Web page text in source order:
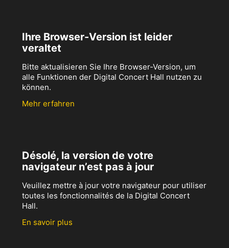
Ihre Browser-Version ist leider
veraltet
Bitte aktualisieren Sie Ihre Browser-Version, um
alle Funktionen der Digital Concert Hall nutzen zu
können.
Mehr erfahren
Désolé, la version de votre
navigateur n’est pas à jour
Veuillez mettre à jour votre navigateur pour utiliser
toutes les fonctionnalités de la Digital Concert
Hall.
En savoir plus